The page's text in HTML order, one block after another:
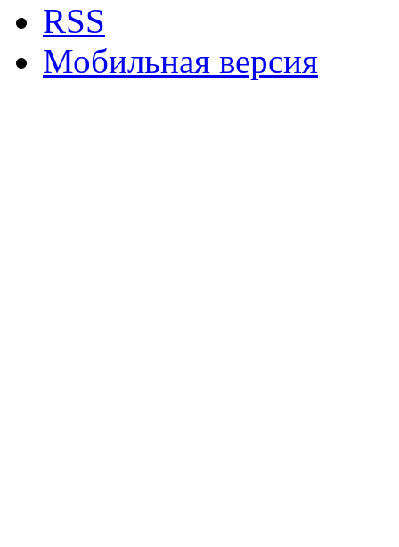
RSS
Мобильная версия